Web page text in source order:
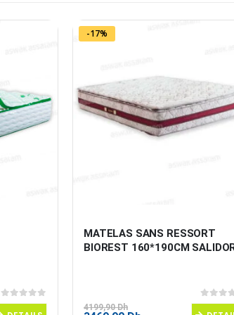
0sur 5
-17%
MATELAS SANS RESSORT
BIOREST 160*190CM
0sur 5
4199,90Dh